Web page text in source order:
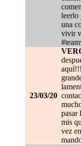
leerlo
una
vivir
23/03/20
pasar
mis
vez